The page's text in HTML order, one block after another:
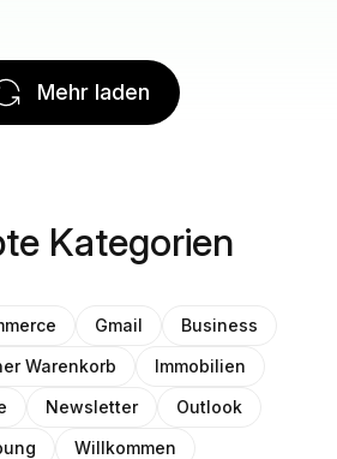
Mehr laden
Kategorien
Gmail
Business
Warenkorb
Immobilien
Newsletter
Outlook
Willkommen